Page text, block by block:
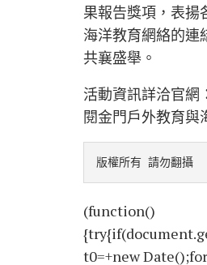
果報告獎項，表揚
海洋教育網絡的連
共襄盛舉。
活動資訊詳洽官
閱金門戶外教育
版權所有 請勿翻攝
(function()
t0=+new